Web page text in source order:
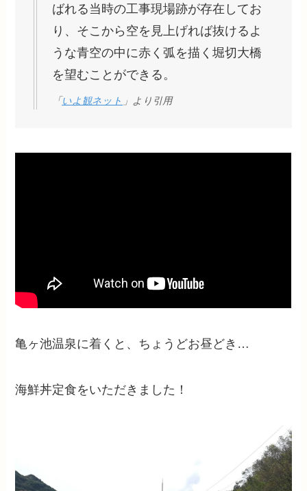
ばれる当時の工事現場跡が存在してお
り、そこから空を見上げれば抜けるよ
うな青空の中に赤く弧を描く堀切大橋
を望むことができる。
「 いよ観ネット 」より引用
亀ヶ池温泉に着くと、ちょうどお昼どき…
海鮮丼定食をいただきました！